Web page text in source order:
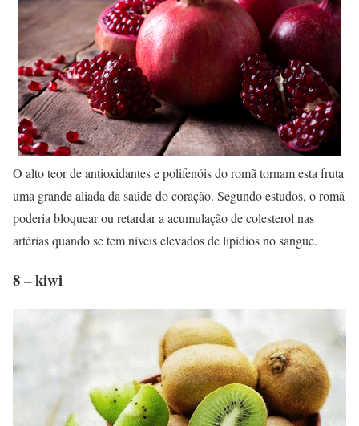
O alto teor de antioxidantes e polifenóis do romã tornam esta fruta
uma grande aliada da saúde do coração. Segundo estudos, o romã
poderia bloquear ou retardar a acumulação de colesterol nas
artérias quando se tem níveis elevados de lipídios no sangue.
8 – kiwi